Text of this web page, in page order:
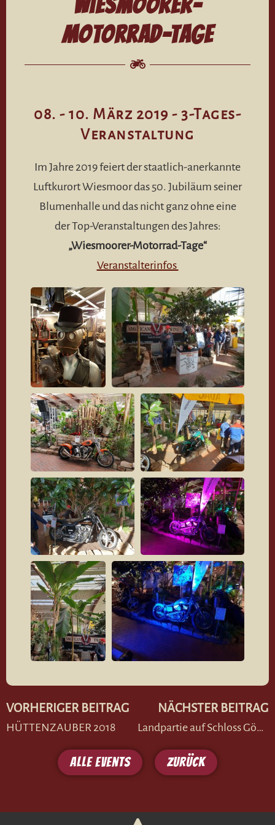
Motorrad-Tage
08. - 10. März 2019 - 3-Tages-
Veranstaltung
Im Jahre 2019 feiert der staatlich-anerkannte
Luftkurort Wiesmoor das 50. Jubiläum seiner
Blumenhalle und das nicht ganz ohne eine
der Top-Veranstaltungen des Jahres:
„Wiesmoorer-Motorrad-Tage“
Veranstalterinfos
VORHERIGER BEITRAG
HÜTTENZAUBER 2018
NÄCHSTER BEITRAG
Landpartie auf Schloss Gödens
Alle Events zurück